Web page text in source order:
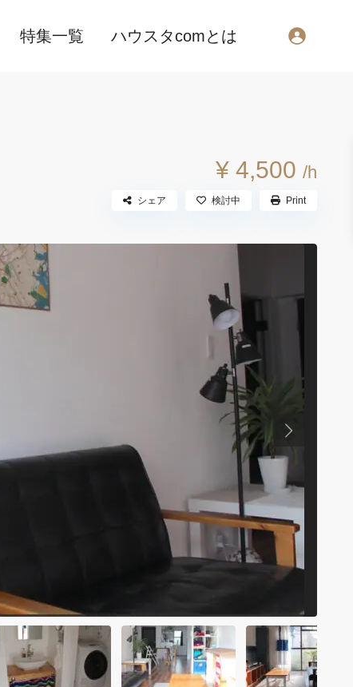
特集一覧 ハウスタcomとは
¥ 4,500 /h
シェア 検討中 Print